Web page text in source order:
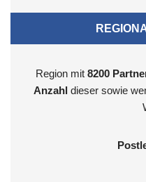
Region mit 8200
Anzahl dieser sowie